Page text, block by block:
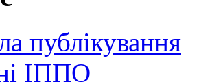
публікування
ІППО